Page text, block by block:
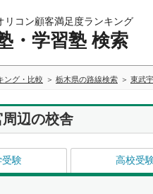
リコン顧客満足度ランキング
・学習塾 検索
ング・比較 栃木県の路線検索 東武
辺の校舎
受験 高校受